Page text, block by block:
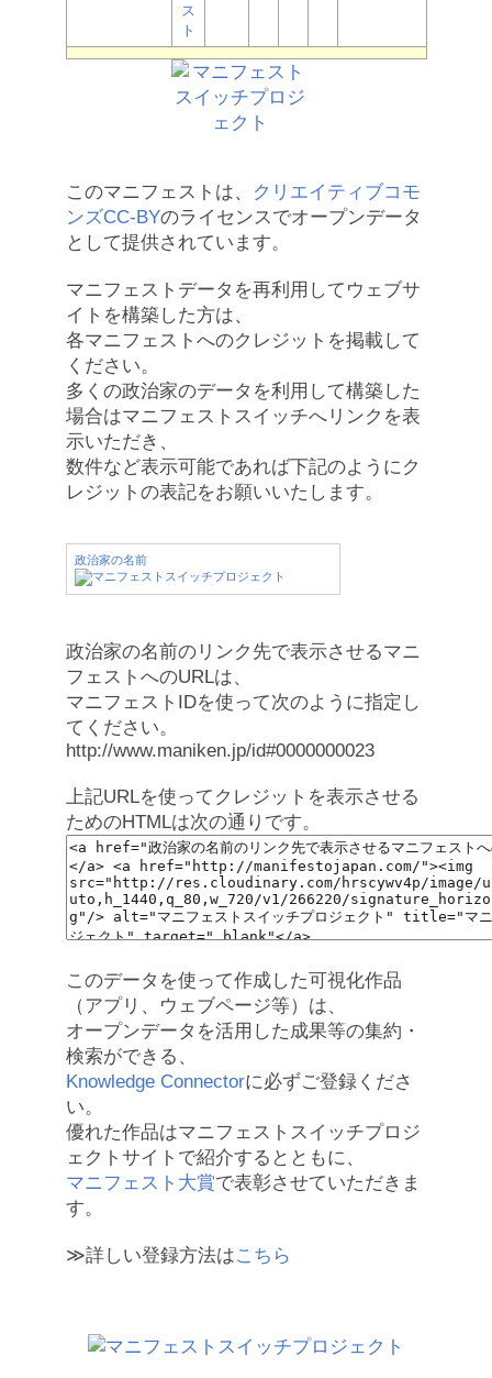
ス
ト
このマニフェストは、
クリエイティブコモ
ンズCC-BYのライセンスでオープンデータ
として提供されています。
マニフェストデータを再利用してウェブサ
イトを構築した方は、
各マニフェストへのクレジットを掲載して
ください。
多くの政治家のデータを利用して構築した
場合はマニフェストスイッチへリンクを表
示いただき、
数件など表示可能であれば下記のようにク
レジットの表記をお願いいたします。
政治家の名前
政治家の名前のリンク先で表示させるマニ
フェストへのURLは、
マニフェストIDを使って次のように指定し
てください。
http://www.maniken.jp/id#0000000023
上記URLを使ってクレジットを表示させる
ためのHTMLは次の通りです。
このデータを使って作成した可視化作品
（アプリ、ウェブページ等）は、
オープンデータを活用した成果等の集約・
検索ができる、
Knowledge Connectorに必ずご登録くださ
い。
優れた作品はマニフェストスイッチプロジ
ェクトサイトで紹介するとともに、
マニフェスト大賞で表彰させていただきま
す。
≫詳しい登録方法はこちら